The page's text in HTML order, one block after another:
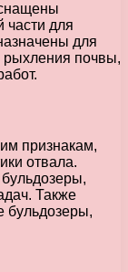
для
для
почвы,
признакам,
отвала.
Также
бульдозеры,